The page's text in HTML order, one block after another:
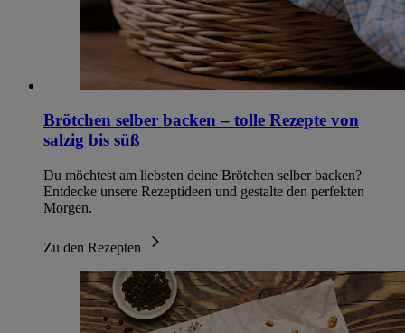
Brötchen selber backen – tolle Rezepte von
salzig bis süß
Du möchtest am liebsten deine Brötchen selber backen?
Entdecke unsere Rezeptideen und gestalte den perfekten
Morgen.
Zu den Rezepten